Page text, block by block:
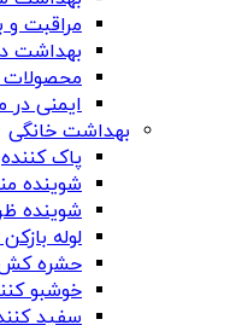
مراقبت
بهداشت
محصولات
ایمنی در
بهداشت خانگی
پاک کننده
شوینده
شوینده
لوله
حشره
خوشبو
سفید